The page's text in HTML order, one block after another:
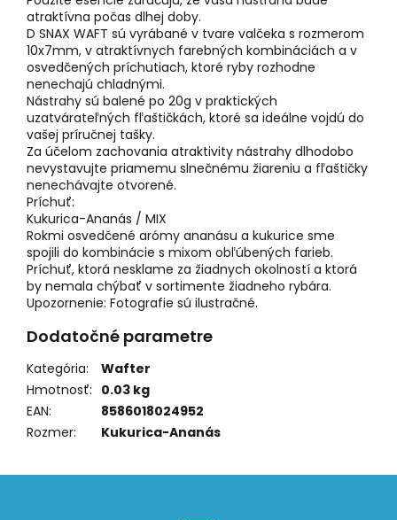
atraktívna počas dlhej doby.
D SNAX WAFT sú vyrábané v tvare valčeka s rozmerom
10x7mm, v atraktívnych farebných kombináciách a v
osvedčených príchutiach, ktoré ryby rozhodne
nenechajú chladnými.
Nástrahy sú balené po 20g v praktických
uzatvárateľných fľaštičkách, ktoré sa ideálne vojdú do
vašej príručnej tašky.
Za účelom zachovania atraktivity nástrahy dlhodobo
nevystavujte priamemu slnečnému žiareniu a fľaštičky
nenechávajte otvorené.
Príchuť:
Kukurica-Ananás / MIX
Rokmi osvedčené arómy ananásu a kukurice sme
spojili do kombinácie s mixom obľúbených farieb.
Príchuť, ktorá nesklame za žiadnych okolností a ktorá
by nemala chýbať v sortimente žiadneho rybára.
Upozornenie: Fotografie sú ilustračné.
Dodatočné parametre
Kategória:
Wafter
Hmotnosť: 0.03 kg
EAN:
8586018024952
Rozmer: Kukurica-Ananás